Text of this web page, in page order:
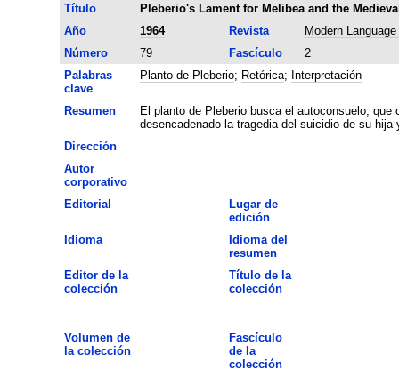
Título
Pleberio's Lament for Melibea and the
Año
1964 Revista
Modern
Número
79 Fascículo
2
Palabras
clave
Planto de Pleberio; Retórica; Interpretación
Resumen
El planto de Pleberio busca el autoconsuelo,
desencadenado la tragedia del suicidio de su
Dirección
Autor
corporativo
Editorial
Lugar de
edición
Idioma
Idioma del
resumen
Editor de la
colección
Título de la
colección
Volumen de
la colección
Fascículo
de la
colección